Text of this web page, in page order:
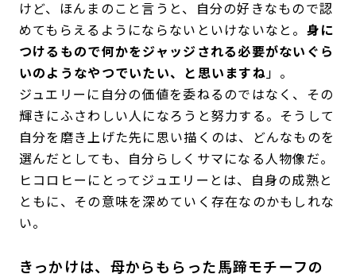
けど、ほんまのこと言うと、自分の好きなもので認
めてもらえるようにならないといけないなと。 身に
つけるもので何かをジャッジされる必要がないぐら
いのようなやつでいたい、と思いますね」。
ジュエリーに自分の価値を委ねるのではなく、その
輝きにふさわしい人になろうと努力する。そうして
自分を磨き上げた先に思い描くのは、どんなものを
選んだとしても、自分らしくサマになる人物像だ。
ヒコロヒーにとってジュエリーとは、自身の成熟と
ともに、その意味を深めていく存在なのかもしれな
い。
きっかけは、母からもらった馬蹄モチーフの